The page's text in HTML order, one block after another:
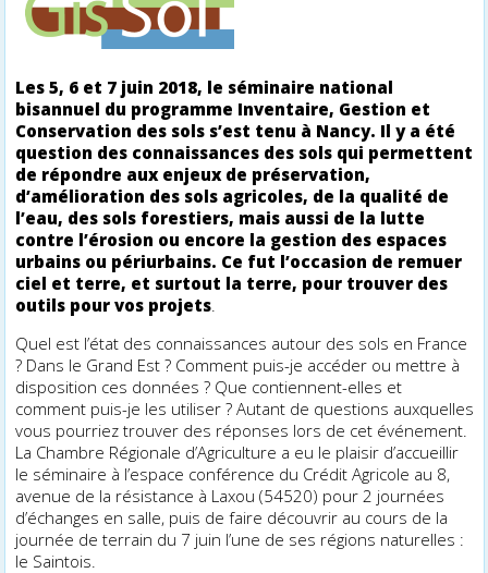
Les 5, 6 et 7 juin 2018, le séminaire national
bisannuel du programme Inventaire, Gestion et
Conservation des sols s’est tenu à Nancy. Il y a été
question des connaissances des sols qui permettent
de répondre aux enjeux de préservation,
d’amélioration des sols agricoles, de la qualité de
l’eau, des sols forestiers, mais aussi de la lutte
contre l’érosion ou encore la gestion des espaces
urbains ou périurbains. Ce fut l’occasion de remuer
ciel et terre, et surtout la terre, pour trouver des
outils pour vos projets
Quel est l’état des connaissances autour des sols en France
? Dans le Grand Est ? Comment puis-je accéder ou mettre à
disposition ces données ? Que contiennent-elles et
comment puis-je les utiliser ? Autant de questions auxquelles
vous pourriez trouver des réponses lors de cet événement.
La Chambre Régionale d’Agriculture a eu le plaisir d’accueillir
le séminaire à l’espace conférence du Crédit Agricole au 8,
avenue de la résistance à Laxou (54520) pour 2 journées
d’échanges en salle, puis de faire découvrir au cours de la
journée de terrain du 7 juin l’une de ses régions naturelles :
le Saintois.